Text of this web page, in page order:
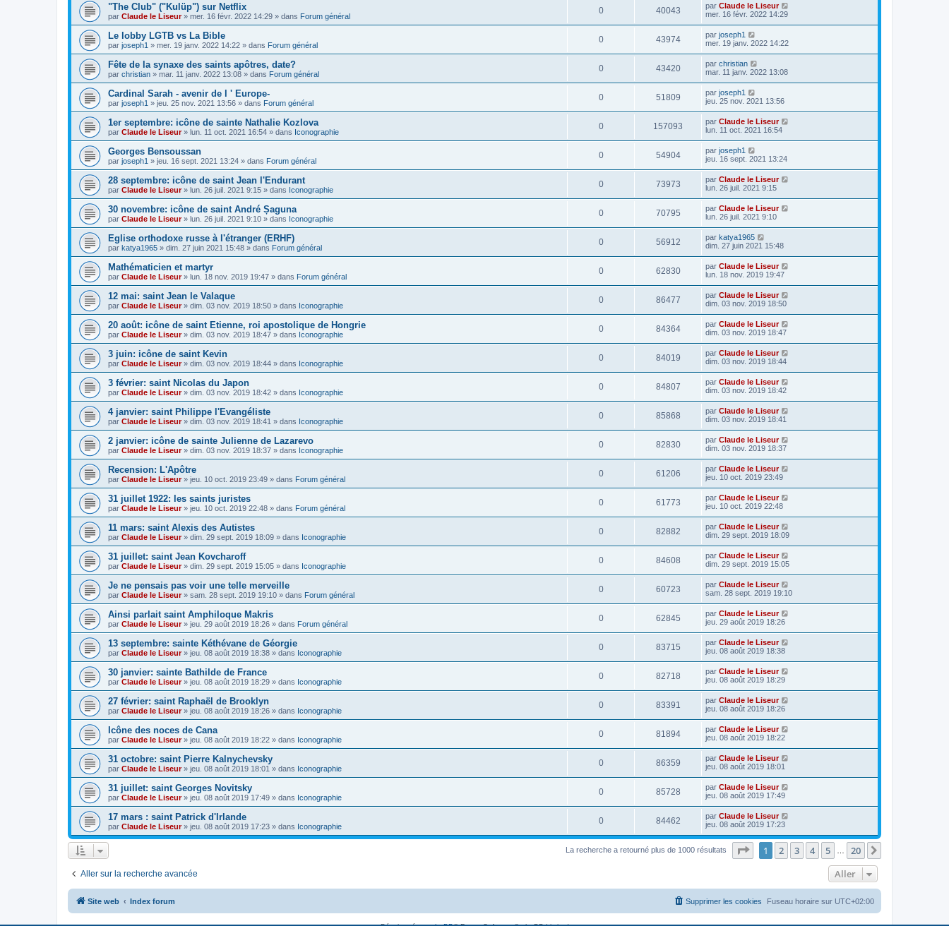
"The Club" ("Kulüp") sur Netflix
par Claude le Liseur» mer. 16 févr. 2022 14:29 » dans Forum général
0 40043 par Claude le Liseur
mer. 16 févr. 2022 14:29
Le lobby LGTB vs La Bible
par joseph1 » mer. 19 janv. 2022 14:22 » dans Forum général
0 43974 par joseph1
mer. 19 janv. 2022 14:22
Fête de la synaxe des saints apôtres, date?
par christian » mar. 11 janv. 2022 13:08 » dans Forum général
0 43420 par christian
mar. 11 janv. 2022 13:08
Cardinal Sarah - avenir de l ' Europe-
par joseph1 » jeu. 25 nov. 2021 13:56 » dans Forum général
0 51809 par joseph1
jeu. 25 nov. 2021 13:56
1er septembre: icône de sainte Nathalie Kozlova
par Claude le Liseur» lun. 11 oct. 2021 16:54 » dans Iconographie
0 157093 par Claude le Liseur
lun. 11 oct. 2021 16:54
Georges Bensoussan
par joseph1 » jeu. 16 sept. 2021 13:24 » dans Forum général
0 54904 par joseph1
jeu. 16 sept. 2021 13:24
28 septembre: icône de saint Jean l'Endurant
par Claude le Liseur» lun. 26 juil. 2021 9:15 » dans Iconographie
0 73973 par Claude le Liseur
lun. 26 juil. 2021 9:15
30 novembre: icône de saint André Șaguna
par Claude le Liseur» lun. 26 juil. 2021 9:10 » dans Iconographie
0 70795 par Claude le Liseur
lun. 26 juil. 2021 9:10
Eglise orthodoxe russe à l'étranger (ERHF)
par katya1965 » dim. 27 juin 2021 15:48 » dans Forum général
0 56912 par katya1965
dim. 27 juin 2021 15:48
Mathématicien et martyr
par Claude le Liseur» lun. 18 nov. 2019 19:47 » dans Forum général
0 62830 par Claude le Liseur
lun. 18 nov. 2019 19:47
12 mai: saint Jean le Valaque
par Claude le Liseur» dim. 03 nov. 2019 18:50 » dans Iconographie
0 86477 par Claude le Liseur
dim. 03 nov. 2019 18:50
20 août: icône de saint Etienne, roi apostolique de Hongrie
par Claude le Liseur» dim. 03 nov. 2019 18:47 » dans Iconographie
0 84364 par Claude le Liseur
dim. 03 nov. 2019 18:47
3 juin: icône de saint Kevin
par Claude le Liseur» dim. 03 nov. 2019 18:44 » dans Iconographie
0 84019 par Claude le Liseur
dim. 03 nov. 2019 18:44
3 février: saint Nicolas du Japon
par Claude le Liseur» dim. 03 nov. 2019 18:42 » dans Iconographie
0 84807 par Claude le Liseur
dim. 03 nov. 2019 18:42
4 janvier: saint Philippe l'Evangéliste
par Claude le Liseur» dim. 03 nov. 2019 18:41 » dans Iconographie
0 85868 par Claude le Liseur
dim. 03 nov. 2019 18:41
2 janvier: icône de sainte Julienne de Lazarevo
par Claude le Liseur» dim. 03 nov. 2019 18:37 » dans Iconographie
0 82830 par Claude le Liseur
dim. 03 nov. 2019 18:37
Recension: L'Apôtre
par Claude le Liseur» jeu. 10 oct. 2019 23:49 » dans Forum général
0 61206 par Claude le Liseur
jeu. 10 oct. 2019 23:49
31 juillet 1922: les saints juristes
par Claude le Liseur» jeu. 10 oct. 2019 22:48 » dans Forum général
0 61773 par Claude le Liseur
jeu. 10 oct. 2019 22:48
11 mars: saint Alexis des Autistes
par Claude le Liseur» dim. 29 sept. 2019 18:09 » dans Iconographie
0 82882 par Claude le Liseur
dim. 29 sept. 2019 18:09
31 juillet: saint Jean Kovcharoff
par Claude le Liseur» dim. 29 sept. 2019 15:05 » dans Iconographie
0 84608 par Claude le Liseur
dim. 29 sept. 2019 15:05
Je ne pensais pas voir une telle merveille
par Claude le Liseur» sam. 28 sept. 2019 19:10 » dans Forum général
0 60723 par Claude le Liseur
sam. 28 sept. 2019 19:10
Ainsi parlait saint Amphiloque Makris
par Claude le Liseur» jeu. 29 août 2019 18:26 » dans Forum général
0 62845 par Claude le Liseur
jeu. 29 août 2019 18:26
13 septembre: sainte Kéthévane de Géorgie
par Claude le Liseur» jeu. 08 août 2019 18:38 » dans Iconographie
0 83715 par Claude le Liseur
jeu. 08 août 2019 18:38
30 janvier: sainte Bathilde de France
par Claude le Liseur» jeu. 08 août 2019 18:29 » dans Iconographie
0 82718 par Claude le Liseur
jeu. 08 août 2019 18:29
27 février: saint Raphaël de Brooklyn
par Claude le Liseur» jeu. 08 août 2019 18:26 » dans Iconographie
0 83391 par Claude le Liseur
jeu. 08 août 2019 18:26
Icône des noces de Cana
par Claude le Liseur» jeu. 08 août 2019 18:22 » dans Iconographie
0 81894 par Claude le Liseur
jeu. 08 août 2019 18:22
31 octobre: saint Pierre Kalnychevsky
par Claude le Liseur» jeu. 08 août 2019 18:01 » dans Iconographie
0 86359 par Claude le Liseur
jeu. 08 août 2019 18:01
31 juillet: saint Georges Novitsky
par Claude le Liseur» jeu. 08 août 2019 17:49 » dans Iconographie
0 85728 par Claude le Liseur
jeu. 08 août 2019 17:49
17 mars : saint Patrick d'Irlande
par Claude le Liseur» jeu. 08 août 2019 17:23 » dans Iconographie
0 84462 par Claude le Liseur
jeu. 08 août 2019 17:23
La recherche a retourné plus de 1000 résultats Page sur20
1 2 3 4 5 20
Aller sur la recherche avancée Aller
Site web Index forum Fuseau horaire sur UTC+02:00
Supprimer les cookies